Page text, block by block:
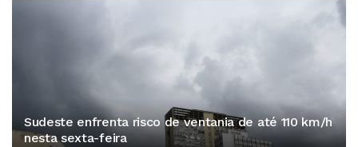
Sudeste enfrenta risco de ventania de até 110 km/h
nesta sexta-feira